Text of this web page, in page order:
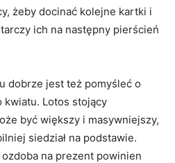
żeby docinać kolejne kartki i
ich na następny pierścień
dobrze jest też pomyśleć o
Lotos stojący
być większy i masywniejszy,
siedział na podstawie.
na prezent powinien